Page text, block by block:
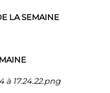
LA SEMAINE